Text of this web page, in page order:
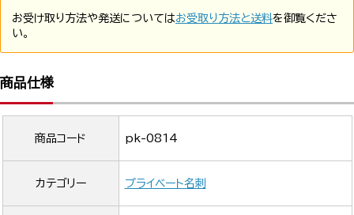
お受け取り方法や発送についてはお受取り方法と送料を御覧くださ
い。
商品仕様
商品コード pk-0814
カテゴリー プライベート名刺